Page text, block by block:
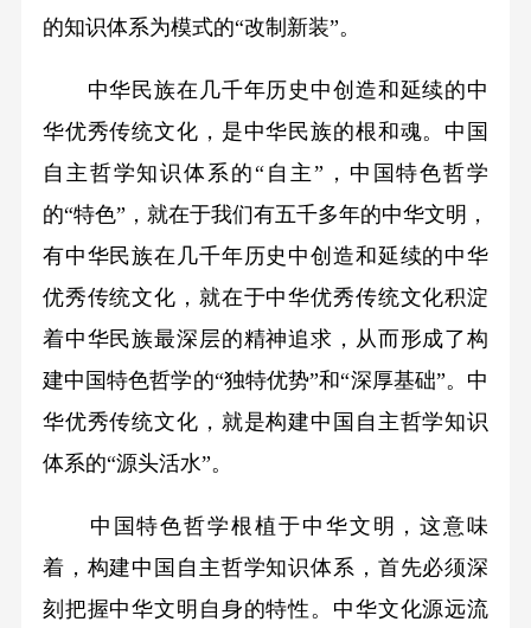
的知识体系为模式的“改制新装”。
中华民族在几千年历史中创造和延续的中
华优秀传统文化，是中华民族的根和魂。中国
自主哲学知识体系的“自主”，中国特色哲学
的“特色”，就在于我们有五千多年的中华文明，
有中华民族在几千年历史中创造和延续的中华
优秀传统文化，就在于中华优秀传统文化积淀
着中华民族最深层的精神追求，从而形成了构
建中国特色哲学的“独特优势”和“深厚基础”。中
华优秀传统文化，就是构建中国自主哲学知识
体系的“源头活水”。
中国特色哲学根植于中华文明，这意味
着，构建中国自主哲学知识体系，首先必须深
刻把握中华文明自身的特性。中华文化源远流